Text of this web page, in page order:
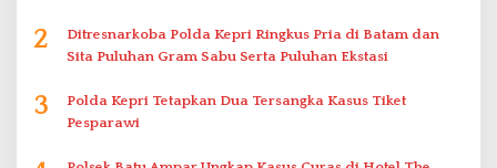
2
Ditresnarkoba Polda Kepri Ringkus Pria di Batam dan
Sita Puluhan Gram Sabu Serta Puluhan Ekstasi
3
Polda Kepri Tetapkan Dua Tersangka Kasus Tiket
Pesparawi